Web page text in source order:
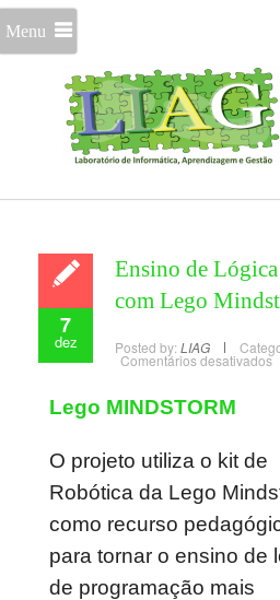
Menu
7
dez
Ensino de
com Lego
Posted by: LIAG
Comentários desativados
Lego MINDSTORM
O projeto utiliza o kit de
Robótica da Lego
como recurso
para tornar o ensino de
de programação mais